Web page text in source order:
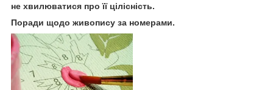
не хвилюватися про її цілісність.
Поради щодо живопису за номерами.